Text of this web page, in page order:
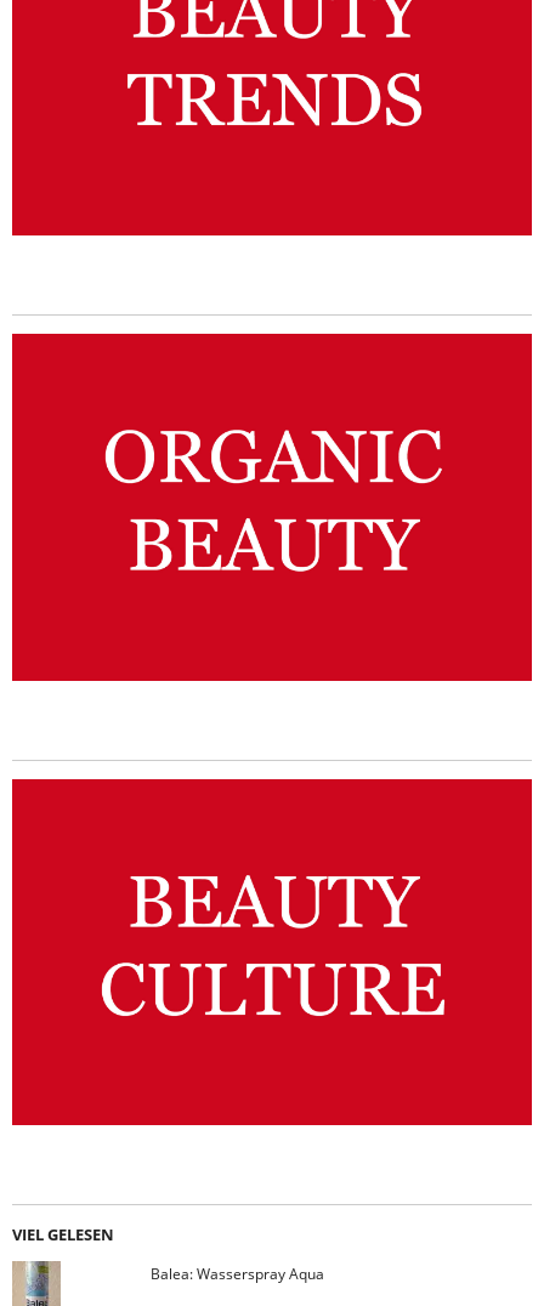
VIEL GELESEN
Balea: Wasserspray Aqua